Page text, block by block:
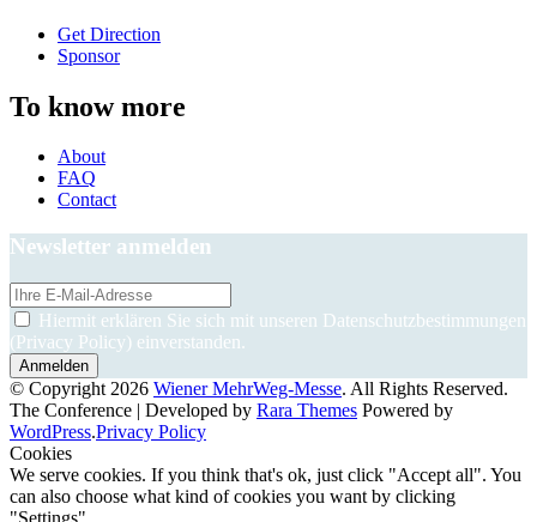
Get Direction
Sponsor
To know more
About
FAQ
Contact
Newsletter anmelden
Hiermit erklären Sie sich mit unseren Datenschutzbestimmungen
(Privacy Policy) einverstanden.
© Copyright 2026 Wiener MehrWeg-Messe. All Rights Reserved.
The Conference | Developed by Rara Themes Powered by
WordPress.Privacy Policy
Cookies
We serve cookies. If you think that's ok, just click "Accept all". You
can also choose what kind of cookies you want by clicking
"Settings".